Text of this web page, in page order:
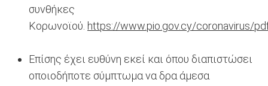
συνθήκες
Κορωνοϊού. https://www.pio.gov.cy/coronavirus/
Επίσης έχει ευθύνη εκεί και όπου διαπιστώσει
οποιοδήποτε σύμπτωμα να δρα άμεσα